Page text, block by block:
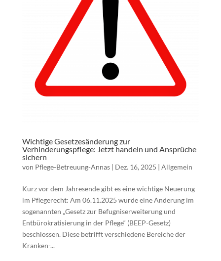
Wichtige Gesetzesänderung zur
Verhinderungspflege: Jetzt handeln und Ansprüche
sichern
von Pflege-Betreuung-Annas| Dez. 16, 2025 | Allgemein
Kurz vor dem Jahresende gibt es eine wichtige Neuerung
im Pflegerecht: Am 06.11.2025 wurde eine Änderung im
sogenannten „Gesetz zur Befugniserweiterung und
Entbürokratisierung in der Pflege“ (BEEP-Gesetz)
beschlossen. Diese betrifft verschiedene Bereiche der
Kranken-...